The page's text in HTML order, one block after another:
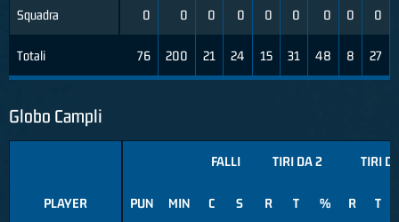
Squadra
Totali
0 0 0 0 0 0 0 0 0
76 200 21 24 15 31 48 8 27
Globo Campli
PLAYER
FALLI TIRI DA 2 TIRI
PUN MIN C S R T % R T